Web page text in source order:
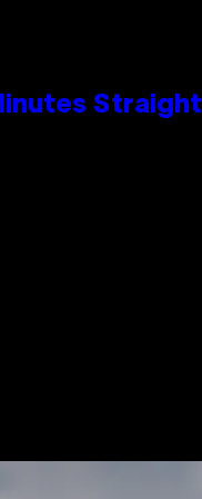
Straight